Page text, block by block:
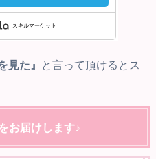
見た』
と言って頂けるとス
お届けします♪